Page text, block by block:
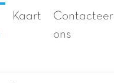
Kaart
Contacteer
ons